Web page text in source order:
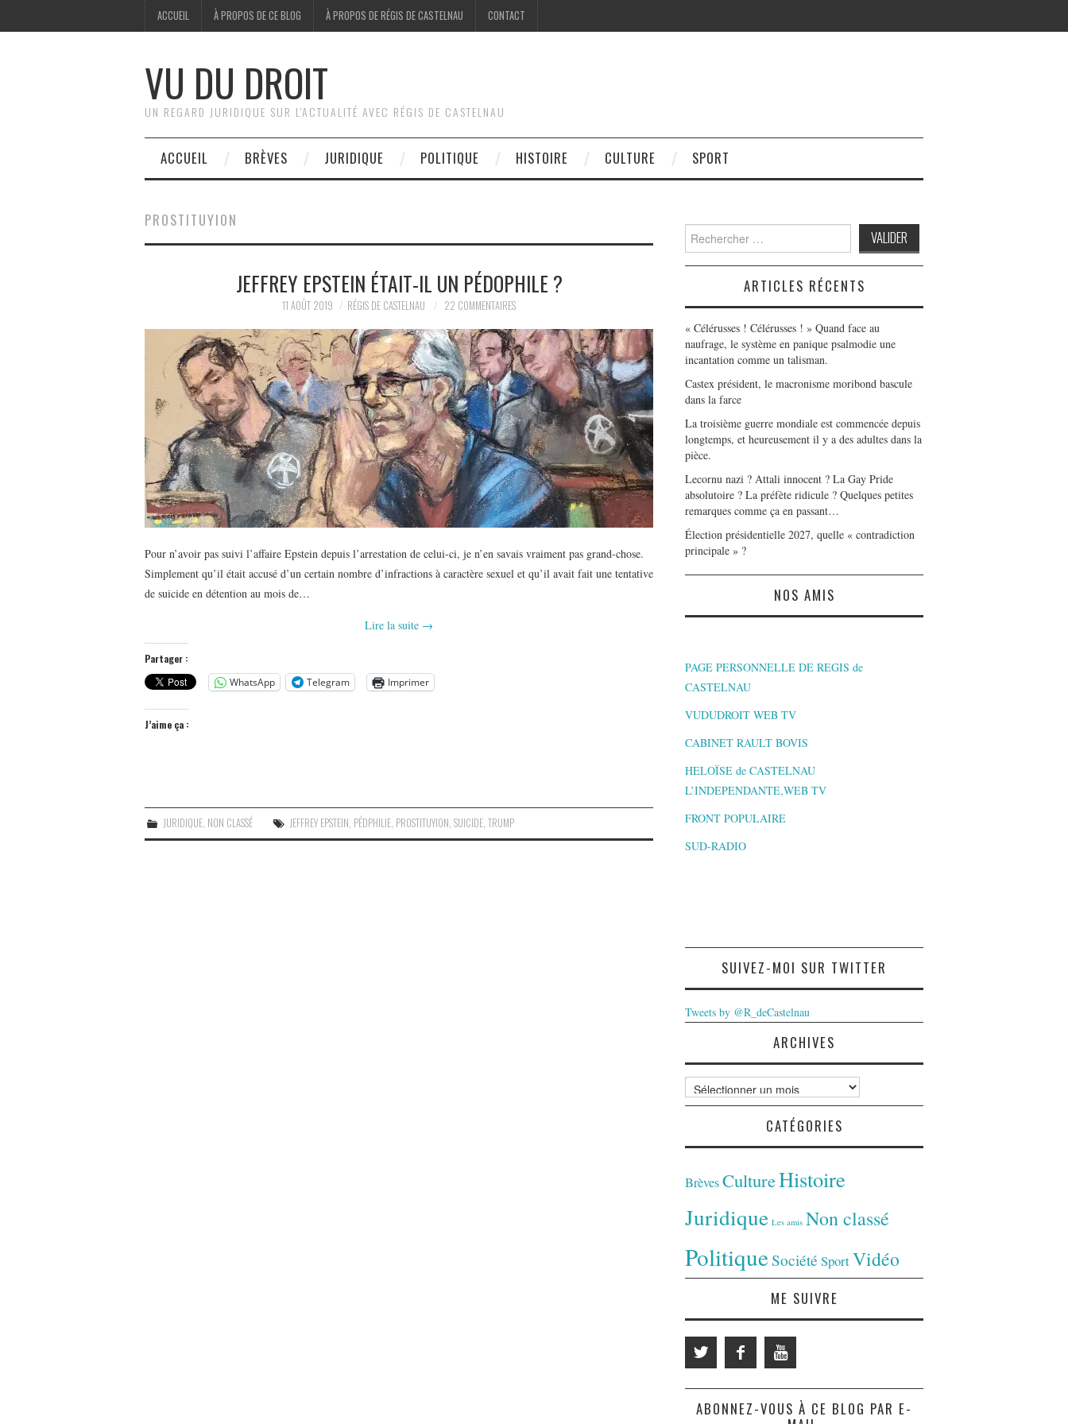
ACCUEIL À PROPOS DE CE BLOG À PROPOS DE RÉGIS DE CASTELNAU CONTACT
VU DU DROIT
UN REGARD JURIDIQUE SUR L'ACTUALITÉ AVEC RÉGIS DE CASTELNAU
ACCUEIL BRÈVES JURIDIQUE POLITIQUE HISTOIRE CULTURE SPORT
PROSTITUYION
JEFFREY EPSTEIN ÉTAIT-IL UN PÉDOPHILE ?
11 AOÛT 2019 RÉGIS DE CASTELNAU 22 COMMENTAIRES
Pour n’avoir pas suivi l’affaire Epstein depuis l’arrestation de celui-ci, je n’en savais vraiment pas grand-chose.
Simplement qu’il était accusé d’un certain nombre d’infractions à caractère sexuel et qu’il avait fait une tentative
de suicide en détention au mois de…
Lire la suite →
Partager :
WhatsApp
Telegram Imprimer
J’aime ça :
JURIDIQUE NON CLASSÉ JEFFREY EPSTEIN PÉDPHILIE PROSTITUYION ,SUICIDE ,TRUMP
Search
for:
ARTICLES RÉCENTS
« Célérusses ! Célérusses ! » Quand face au
naufrage, le système en panique psalmodie une
incantation comme un talisman.
Castex président, le macronisme moribond bascule
dans la farce
La troisième guerre mondiale est commencée depuis
longtemps, et heureusement il y a des adultes dans la
pièce.
Lecornu nazi ? Attali innocent ? La Gay Pride
absolutoire ? La préfète ridicule ? Quelques petites
remarques comme ça en passant…
Élection présidentielle 2027, quelle « contradiction
principale » ?
NOS AMIS
PAGE PERSONNELLE DE REGIS de
CASTELNAU
VUDUDROIT WEB TV
CABINET RAULT BOVIS
HELOÏSE de CASTELNAU
L’INDEPENDANTE,WEB TV
FRONT POPULAIRE
SUD-RADIO
SUIVEZ-MOI SUR TWITTER
Tweets by @R_deCastelnau
ARCHIVES
Archives
CATÉGORIES
BrèvesCultureHistoire
Juridique Les amis Non classé
PolitiqueSociété SportVidéo
ME SUIVRE
ABONNEZ-VOUS À CE BLOG PAR E-